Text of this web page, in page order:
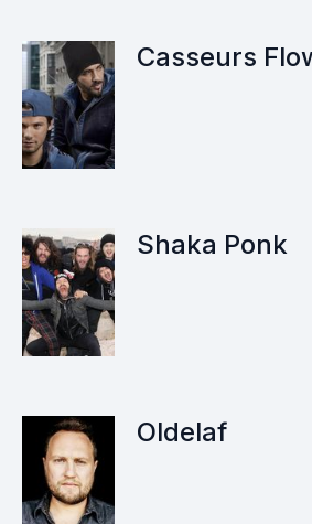
Casseurs
Shaka Ponk
Oldelaf